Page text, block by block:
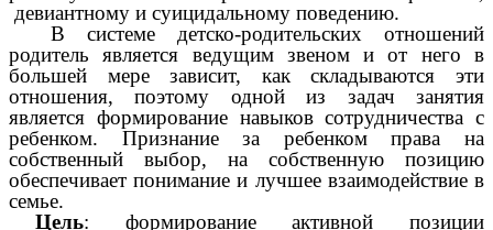
девиантному и суицидальному поведению.
В системе детско-родительских отношений
родитель является ведущим звеном и от него в
большей мере зависит, как складываются эти
отношения, поэтому одной из задач занятия
является формирование навыков сотрудничества с
ребенком. Признание за ребенком права на
собственный выбор, на собственную позицию
обеспечивает понимание и лучшее взаимодействие в
семье.
Цель: формирование активной позиции